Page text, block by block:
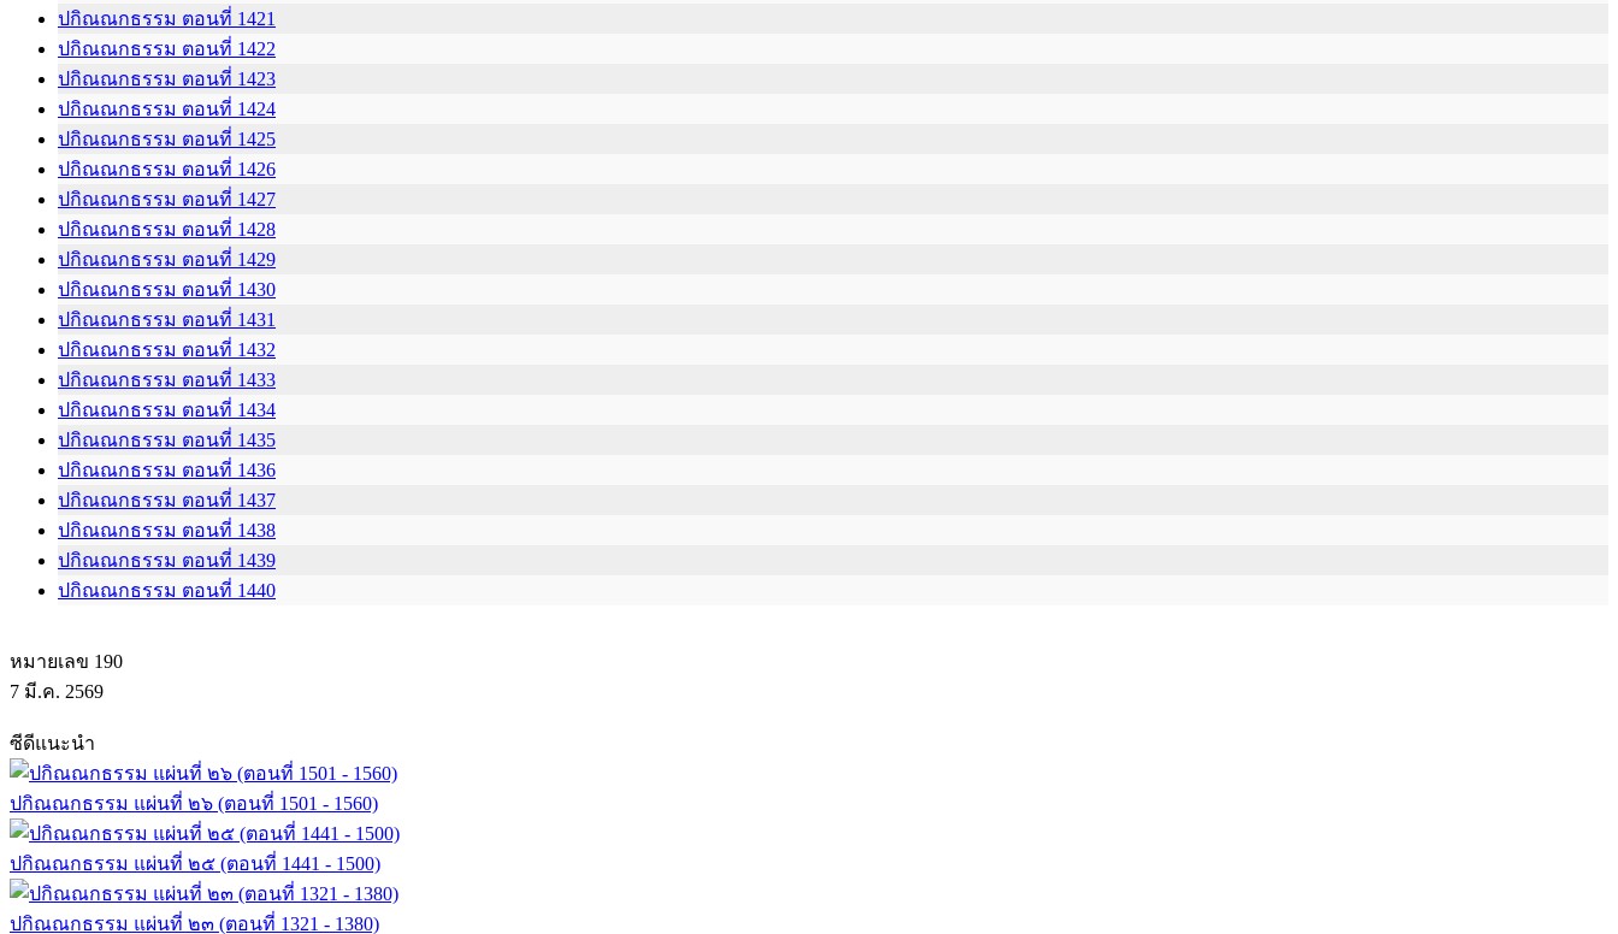
ปกิณณกธรรม ตอนที่ 1421
ปกิณณกธรรม ตอนที่ 1422
ปกิณณกธรรม ตอนที่ 1423
ปกิณณกธรรม ตอนที่ 1424
ปกิณณกธรรม ตอนที่ 1425
ปกิณณกธรรม ตอนที่ 1426
ปกิณณกธรรม ตอนที่ 1427
ปกิณณกธรรม ตอนที่ 1428
ปกิณณกธรรม ตอนที่ 1429
ปกิณณกธรรม ตอนที่ 1430
ปกิณณกธรรม ตอนที่ 1431
ปกิณณกธรรม ตอนที่ 1432
ปกิณณกธรรม ตอนที่ 1433
ปกิณณกธรรม ตอนที่ 1434
ปกิณณกธรรม ตอนที่ 1435
ปกิณณกธรรม ตอนที่ 1436
ปกิณณกธรรม ตอนที่ 1437
ปกิณณกธรรม ตอนที่ 1438
ปกิณณกธรรม ตอนที่ 1439
ปกิณณกธรรม ตอนที่ 1440
หมายเลข 190
7 มี.ค. 2569
ซีดีแนะนำ
ปกิณณกธรรม แผ่นที่ ๒๖ (ตอนที่ 1501 - 1560)
ปกิณณกธรรม แผ่นที่ ๒๕ (ตอนที่ 1441 - 1500)
ปกิณณกธรรม แผ่นที่ ๒๓ (ตอนที่ 1321 - 1380)